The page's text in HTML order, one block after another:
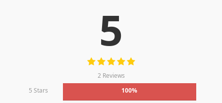
5
2 Reviews
5 Stars
100%